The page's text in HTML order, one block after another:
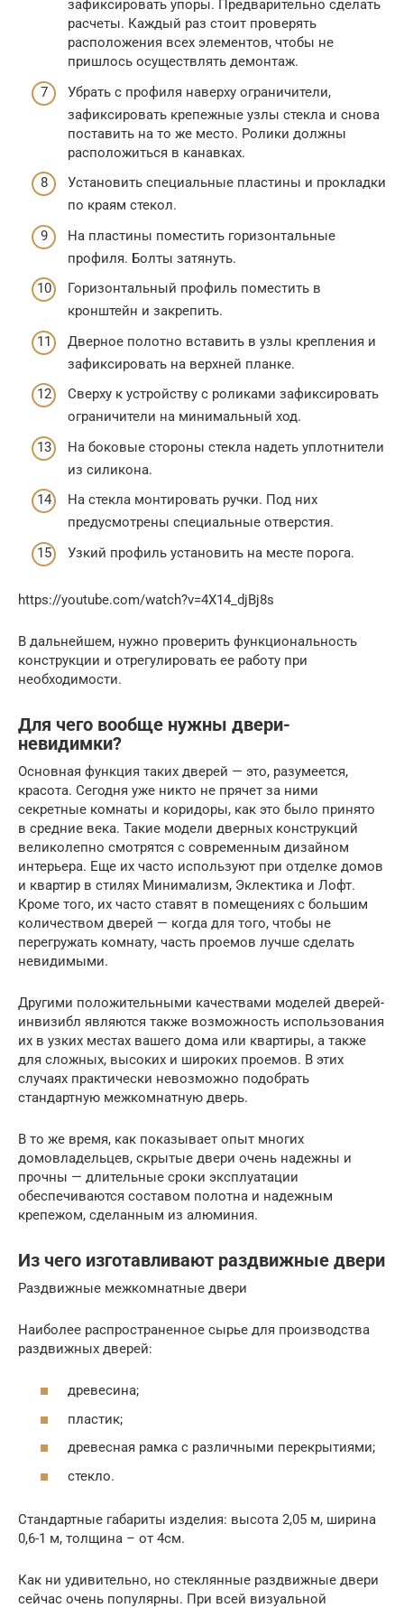
зафиксировать упоры. Предварительно сделать
расчеты. Каждый раз стоит проверять
расположения всех элементов, чтобы не
пришлось осуществлять демонтаж.
Убрать с профиля наверху ограничители,
зафиксировать крепежные узлы стекла и снова
поставить на то же место. Ролики должны
расположиться в канавках.
Установить специальные пластины и прокладки
по краям стекол.
На пластины поместить горизонтальные
профиля. Болты затянуть.
Горизонтальный профиль поместить в
кронштейн и закрепить.
Дверное полотно вставить в узлы крепления и
зафиксировать на верхней планке.
Сверху к устройству с роликами зафиксировать
ограничители на минимальный ход.
На боковые стороны стекла надеть уплотнители
из силикона.
На стекла монтировать ручки. Под них
предусмотрены специальные отверстия.
Узкий профиль установить на месте порога.
https://youtube.com/watch?v=4X14_djBj8s
В дальнейшем, нужно проверить функциональность
конструкции и отрегулировать ее работу при
необходимости.
Для чего вообще нужны двери-
невидимки?
Основная функция таких дверей — это, разумеется,
красота. Сегодня уже никто не прячет за ними
секретные комнаты и коридоры, как это было принято
в средние века. Такие модели дверных конструкций
великолепно смотрятся с современным дизайном
интерьера. Еще их часто используют при отделке домов
и квартир в стилях Минимализм, Эклектика и Лофт.
Кроме того, их часто ставят в помещениях с большим
количеством дверей — когда для того, чтобы не
перегружать комнату, часть проемов лучше сделать
невидимыми.
Другими положительными качествами моделей дверей-
инвизибл являются также возможность использования
их в узких местах вашего дома или квартиры, а также
для сложных, высоких и широких проемов. В этих
случаях практически невозможно подобрать
стандартную межкомнатную дверь.
В то же время, как показывает опыт многих
домовладельцев, скрытые двери очень надежны и
прочны — длительные сроки эксплуатации
обеспечиваются составом полотна и надежным
крепежом, сделанным из алюминия.
Из чего изготавливают раздвижные двери
Раздвижные межкомнатные двери
Наиболее распространенное сырье для производства
раздвижных дверей:
древесина;
пластик;
древесная рамка с различными перекрытиями;
стекло.
Стандартные габариты изделия: высота 2,05 м, ширина
0,6-1 м, толщина – от 4см.
Как ни удивительно, но стеклянные раздвижные двери
сейчас очень популярны. При всей визуальной